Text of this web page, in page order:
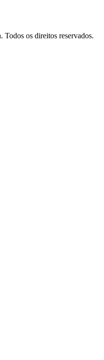
os direitos reservados.